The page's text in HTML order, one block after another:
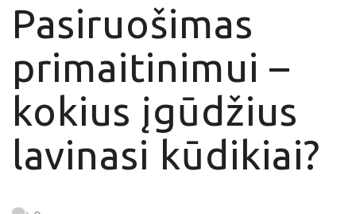
Pasiruošimas
primaitinimui –
kokius įgūdžius
lavinasi kūdikiai?